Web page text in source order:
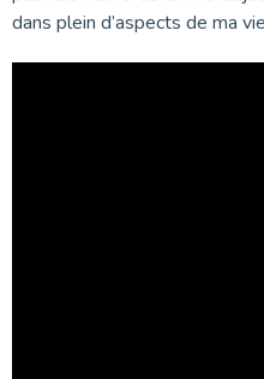
dans plein d’aspects de ma